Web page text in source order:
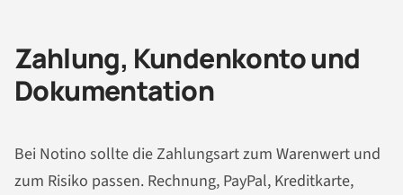
Zahlung, Kundenkonto und
Dokumentation
Bei Notino sollte die Zahlungsart zum Warenwert und
zum Risiko passen. Rechnung, PayPal, Kreditkarte,